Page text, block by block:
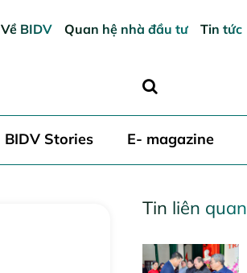
Về BIDV Quan hệ nhà đầu tư Tin tức
BIDV Stories E- magazine
Tin liên quan